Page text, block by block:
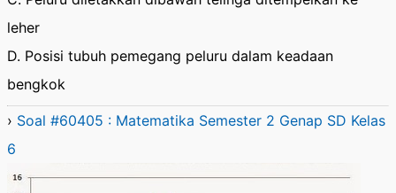
leher
D. Posisi tubuh pemegang peluru dalam keadaan
bengkok
› Soal #60405 : Matematika Semester 2 Genap SD Kelas
6